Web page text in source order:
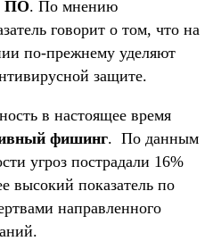
ПО. По мнению
говорит о том, что на
по-прежнему уделяют
защите.
в настоящее время
фишинг. По данным
угроз пострадали 16%
высокий показатель по
направленного